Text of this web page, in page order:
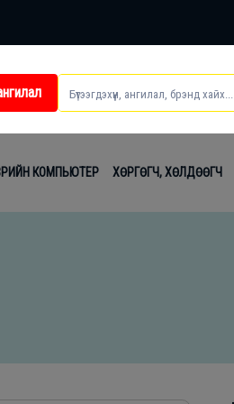
КОМПЬЮТЕР ХӨРГӨГЧ, ХӨЛДӨӨГЧ